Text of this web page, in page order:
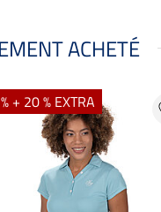
ACHETÉ
+ 20 % EXTRA